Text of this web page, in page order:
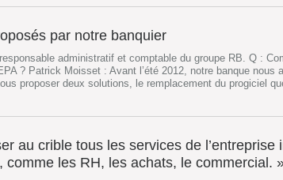
par notre banquier
administratif et comptable du groupe RB. Q :
? Patrick Moisset : Avant l’été 2012, notre banque nous
proposer deux solutions, le remplacement du progiciel
au crible tous les services de l’entreprise
comme les RH, les achats, le commercial.